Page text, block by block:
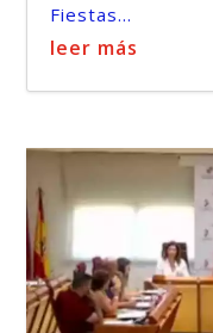
Fiestas...
leer más